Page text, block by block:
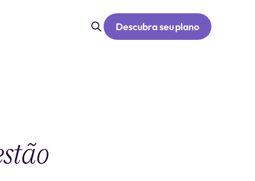
Descubra seu plano